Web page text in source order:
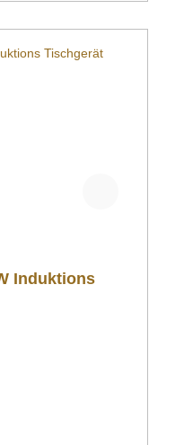
Induktions